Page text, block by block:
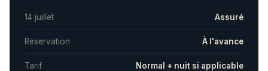
14 juillet Assuré
Réservation À l'avance
Tarif Normal + nuit si applicable